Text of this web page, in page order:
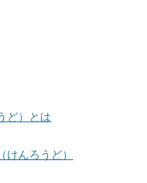
ど）とは
んろうど）